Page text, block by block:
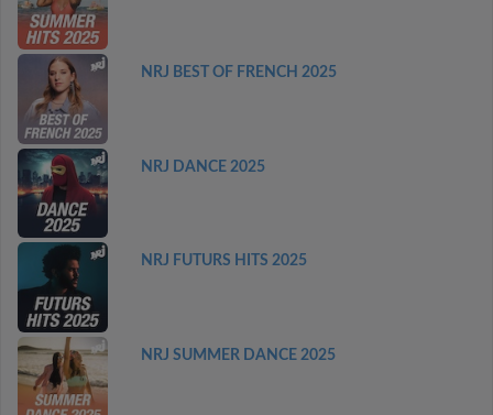
NRJ BEST OF FRENCH 2025
NRJ DANCE 2025
NRJ FUTURS HITS 2025
NRJ SUMMER DANCE 2025